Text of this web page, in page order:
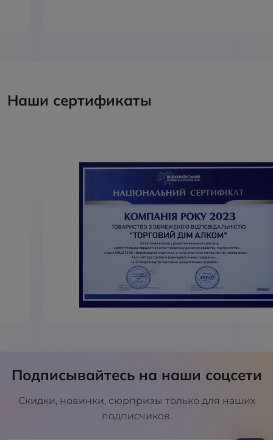
Наши сертификаты
Подписывайтесь на наши соцсети
Скидки, новинки, сюрпризы только для наших
подписчиков.